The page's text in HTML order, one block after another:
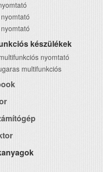
készülékek
nyomtató
multifunkciós